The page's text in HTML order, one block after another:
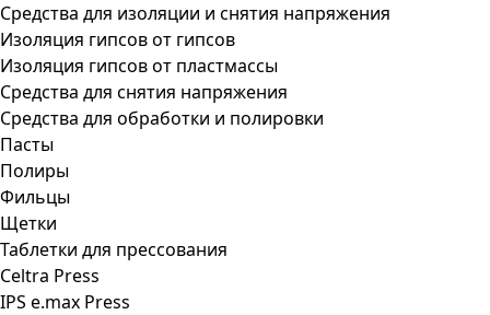
Средства для изоляции и снятия напряжения
Изоляция гипсов от гипсов
Изоляция гипсов от пластмассы
Средства для снятия напряжения
Средства для обработки и полировки
Пасты
Полиры
Фильцы
Щетки
Таблетки для прессования
Celtra Press
IPS e.max Press